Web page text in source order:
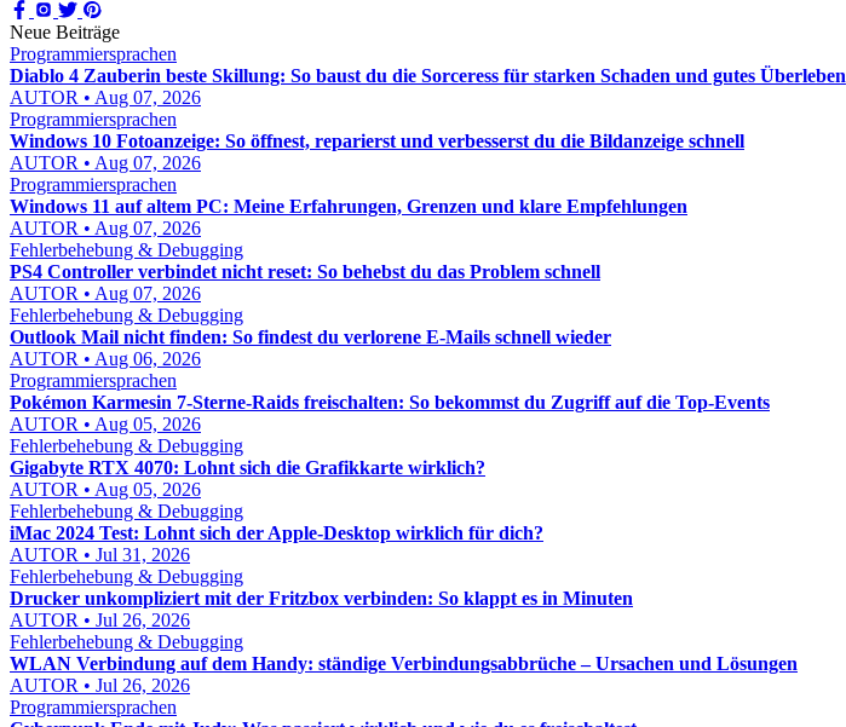
Neue Beiträge
Programmiersprachen
Diablo 4 Zauberin beste Skillung: So baust du die Sorceress für starken Schaden und gutes Überleben
AUTOR • Aug 07, 2026
Programmiersprachen
Windows 10 Fotoanzeige: So öffnest, reparierst und verbesserst du die Bildanzeige schnell
AUTOR • Aug 07, 2026
Programmiersprachen
Windows 11 auf altem PC: Meine Erfahrungen, Grenzen und klare Empfehlungen
AUTOR • Aug 07, 2026
Fehlerbehebung & Debugging
PS4 Controller verbindet nicht reset: So behebst du das Problem schnell
AUTOR • Aug 07, 2026
Fehlerbehebung & Debugging
Outlook Mail nicht finden: So findest du verlorene E-Mails schnell wieder
AUTOR • Aug 06, 2026
Programmiersprachen
Pokémon Karmesin 7-Sterne-Raids freischalten: So bekommst du Zugriff auf die Top-Events
AUTOR • Aug 05, 2026
Fehlerbehebung & Debugging
Gigabyte RTX 4070: Lohnt sich die Grafikkarte wirklich?
AUTOR • Aug 05, 2026
Fehlerbehebung & Debugging
iMac 2024 Test: Lohnt sich der Apple-Desktop wirklich für dich?
AUTOR • Jul 31, 2026
Fehlerbehebung & Debugging
Drucker unkompliziert mit der Fritzbox verbinden: So klappt es in Minuten
AUTOR • Jul 26, 2026
Fehlerbehebung & Debugging
WLAN Verbindung auf dem Handy: ständige Verbindungsabbrüche – Ursachen und Lösungen
AUTOR • Jul 26, 2026
Programmiersprachen